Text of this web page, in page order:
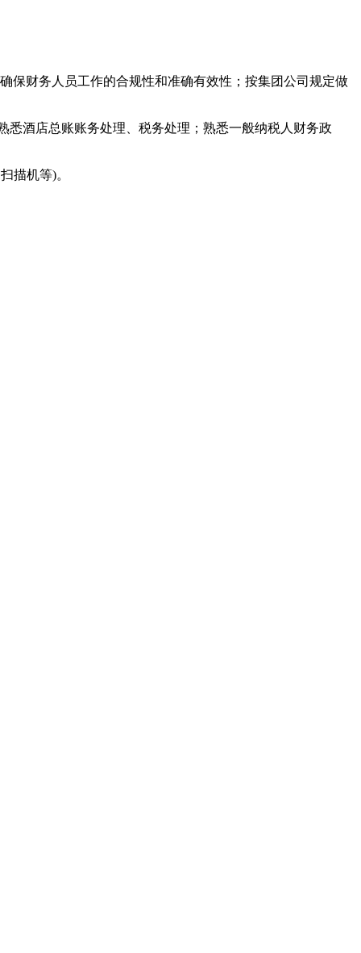
保财务人员工作的合规性和准确有效性；按集团公司规定做
酒店总账账务处理、税务处理；熟悉一般纳税人财务政
描机等)。